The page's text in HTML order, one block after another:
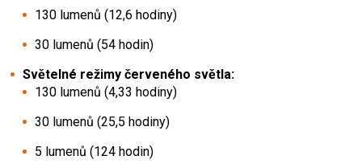
130 lumenů (12,6 hodiny)
30 lumenů (54 hodin)
Světelné režimy červeného světla:
130 lumenů (4,33 hodiny)
30 lumenů (25,5 hodiny)
5 lumenů (124 hodin)